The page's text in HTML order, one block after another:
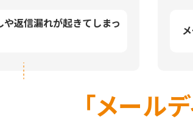
や返信漏れが起きてしまっ
「メール